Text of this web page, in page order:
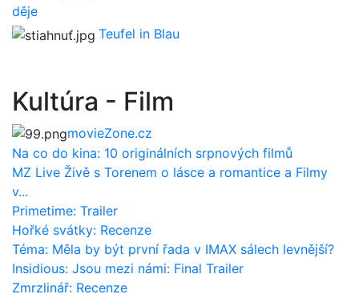
děje
Teufel in Blau
Kultúra - Film
movieZone.cz
Na co do kina: 10 originálních srpnových filmů
MZ Live Živě s Torenem o lásce a romantice a Filmy
v...
Primetime: Trailer
Hořké svátky: Recenze
Téma: Měla by být první řada v IMAX sálech levnější?
Insidious: Jsou mezi námi: Final Trailer
Zmrzlinář: Recenze